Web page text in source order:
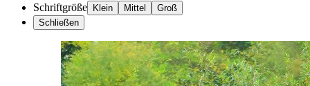
Schriftgröße Klein Mittel
Groß
Schließen